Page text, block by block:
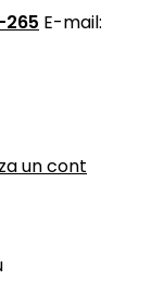
E-mail:
un cont